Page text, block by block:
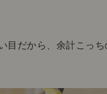
目だから、余計こっ